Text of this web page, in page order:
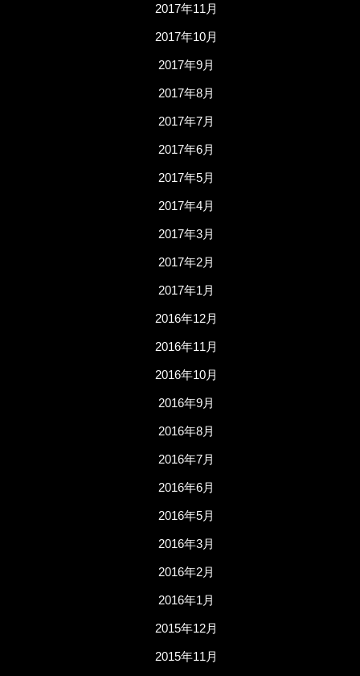
2017年11月
2017年10月
2017年9月
2017年8月
2017年7月
2017年6月
2017年5月
2017年4月
2017年3月
2017年2月
2017年1月
2016年12月
2016年11月
2016年10月
2016年9月
2016年8月
2016年7月
2016年6月
2016年5月
2016年3月
2016年2月
2016年1月
2015年12月
2015年11月